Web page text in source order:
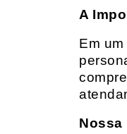
A
Em
Nossa